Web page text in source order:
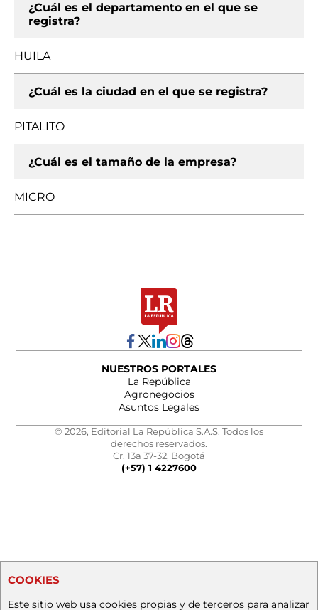
¿Cuál es el departamento en el que se
registra?
HUILA
¿Cuál es la ciudad en el que se registra?
PITALITO
¿Cuál es el tamaño de la empresa?
MICRO
NUESTROS PORTALES
La República
Agronegocios
Asuntos Legales
© 2026, Editorial La República S.A.S. Todos los
derechos reservados.
Cr. 13a 37-32, Bogotá
(+57) 1 4227600
COOKIES
Este sitio web usa cookies propias y de terceros para analizar